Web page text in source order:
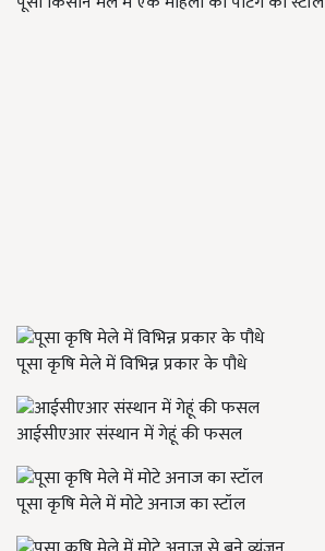
पूसा कृषि मेले में विभिन्न प्रकार के पौधे
आईसीएआर संस्थान में गेहूं की फसल
पूसा कृषि मेले में मोटे अनाज का स्टॉल